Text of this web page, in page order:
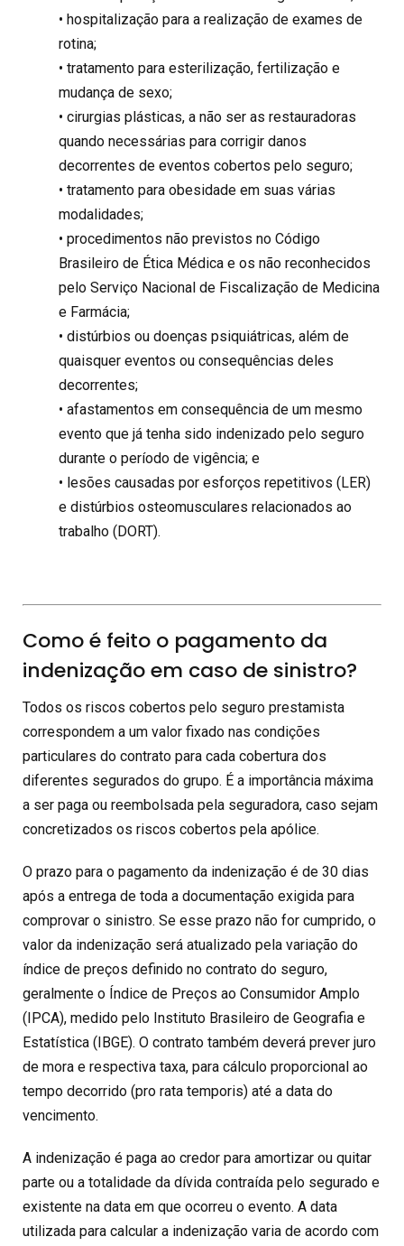
• hospitalização para a realização de exames de
rotina;
• tratamento para esterilização, fertilização e
mudança de sexo;
• cirurgias plásticas, a não ser as restauradoras
quando necessárias para corrigir danos
decorrentes de eventos cobertos pelo seguro;
• tratamento para obesidade em suas várias
modalidades;
• procedimentos não previstos no Código
Brasileiro de Ética Médica e os não reconhecidos
pelo Serviço Nacional de Fiscalização de Medicina
e Farmácia;
• distúrbios ou doenças psiquiátricas, além de
quaisquer eventos ou consequências deles
decorrentes;
• afastamentos em consequência de um mesmo
evento que já tenha sido indenizado pelo seguro
durante o período de vigência; e
• lesões causadas por esforços repetitivos (LER)
e distúrbios osteomusculares relacionados ao
trabalho (DORT).
Como é feito o pagamento da
indenização em caso de sinistro?
Todos os riscos cobertos pelo seguro prestamista
correspondem a um valor fixado nas condições
particulares do contrato para cada cobertura dos
diferentes segurados do grupo. É a importância máxima
a ser paga ou reembolsada pela seguradora, caso sejam
concretizados os riscos cobertos pela apólice.
O prazo para o pagamento da indenização é de 30 dias
após a entrega de toda a documentação exigida para
comprovar o sinistro. Se esse prazo não for cumprido, o
valor da indenização será atualizado pela variação do
índice de preços definido no contrato do seguro,
geralmente o Índice de Preços ao Consumidor Amplo
(IPCA), medido pelo Instituto Brasileiro de Geografia e
Estatística (IBGE). O contrato também deverá prever juro
de mora e respectiva taxa, para cálculo proporcional ao
tempo decorrido (pro rata temporis) até a data do
vencimento.
A indenização é paga ao credor para amortizar ou quitar
parte ou a totalidade da dívida contraída pelo segurado e
existente na data em que ocorreu o evento. A data
utilizada para calcular a indenização varia de acordo com